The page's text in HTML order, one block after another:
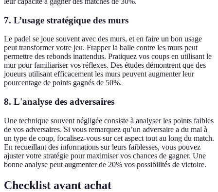
7. L’usage stratégique des murs
Le padel se joue souvent avec des murs, et en faire un bon usage
peut transformer votre jeu. Frapper la balle contre les murs peut
permettre des rebonds inattendus. Pratiquez vos coups en utilisant le
mur pour familiariser vos réflexes. Des études démontrent que des
joueurs utilisant efficacement les murs peuvent augmenter leur
pourcentage de points gagnés de 50%.
8. L'analyse des adversaires
Une technique souvent négligée consiste à analyser les points faibles
de vos adversaires. Si vous remarquez qu’un adversaire a du mal à
un type de coup, focalisez-vous sur cet aspect tout au long du match.
En recueillant des informations sur leurs faiblesses, vous pouvez
ajuster votre stratégie pour maximiser vos chances de gagner. Une
bonne analyse peut augmenter de 20% vos possibilités de victoire.
Checklist avant achat